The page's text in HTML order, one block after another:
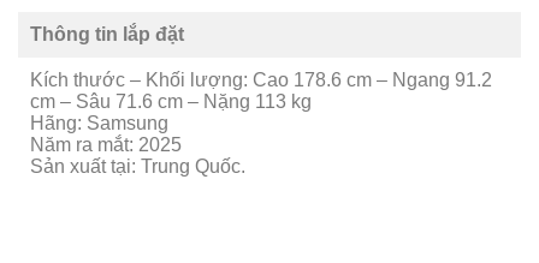
Thông tin lắp đặt
Kích thước – Khối lượng: Cao 178.6 cm – Ngang 91.2
cm – Sâu 71.6 cm – Nặng 113 kg
Hãng: Samsung
Năm ra mắt: 2025
Sản xuất tại: Trung Quốc.